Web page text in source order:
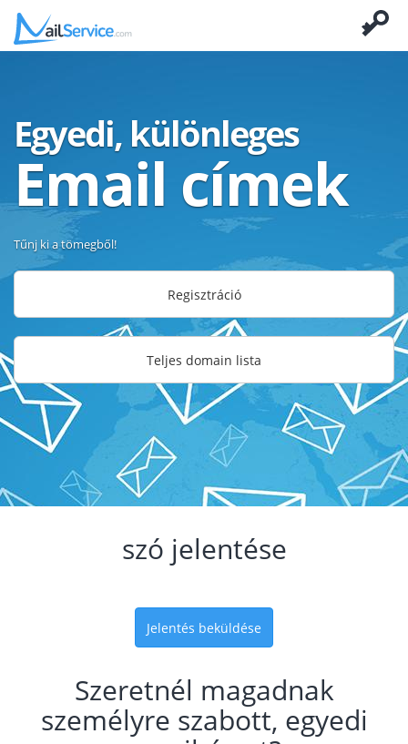
Egyedi, különleges
Email címek
Tűnj ki a tömegből!
Regisztráció
Teljes domain lista
szó jelentése
Jelentés beküldése
Szeretnél magadnak
személyre szabott, egyedi